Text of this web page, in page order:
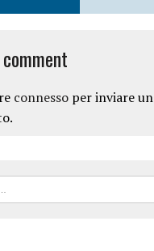
connessoper inviare un